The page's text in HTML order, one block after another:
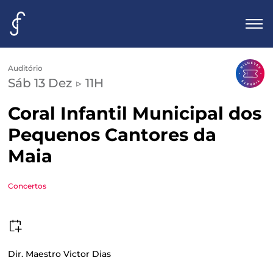
Agenda
Visita
Infos
Contactos
Bilheteira
Auditório
Sáb 13 Dez ▷ 11H
Coral Infantil Municipal dos
Pequenos Cantores da
Maia
Concertos
Dir. Maestro Victor Dias